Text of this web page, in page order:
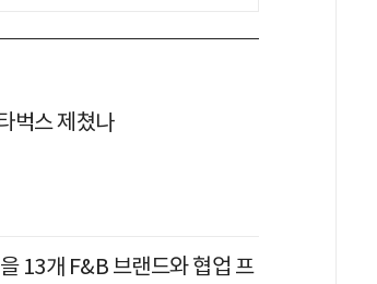
벅스 제쳤나
13개 F&B 브랜드와 협업 프